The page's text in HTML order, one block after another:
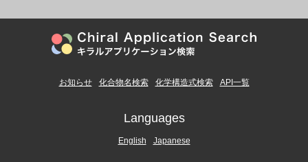
お知らせ 化合物名検索 化学構造式検索 API一覧
Languages
English Japanese